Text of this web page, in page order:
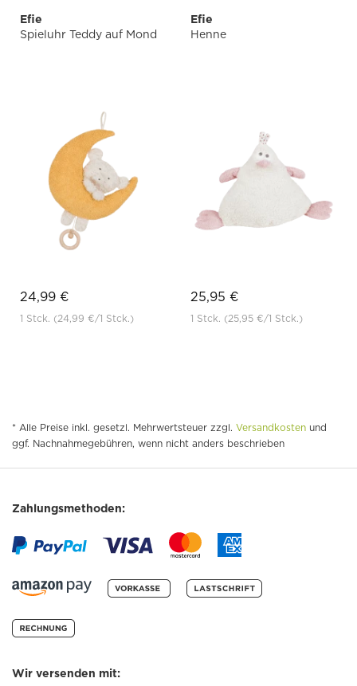
Efie
Spieluhr Teddy auf Mond
24,99 €
1 Stck. (24,99 €/1 Stck.)
Efie
Henne
25,95 €
1 Stck. (25,95 €/1 Stck.)
* Alle Preise inkl. gesetzl. Mehrwertsteuer zzgl. Versandkosten und
ggf. Nachnahmegebühren, wenn nicht anders beschrieben
Zahlungsmethoden:
Wir versenden mit: